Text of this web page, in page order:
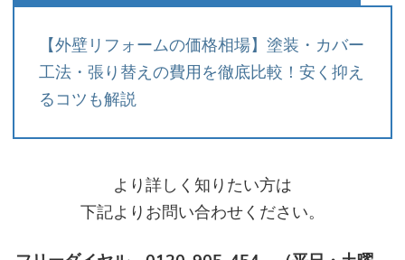
【外壁リフォームの価格相場】塗装・カバー
工法・張り替えの費用を徹底比較！安く抑え
るコツも解説
より詳しく知りたい方は
下記よりお問い合わせください。